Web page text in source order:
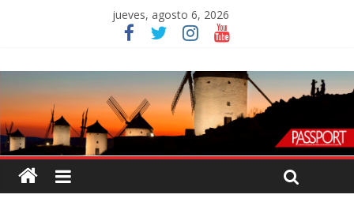
jueves, agosto 6, 2026